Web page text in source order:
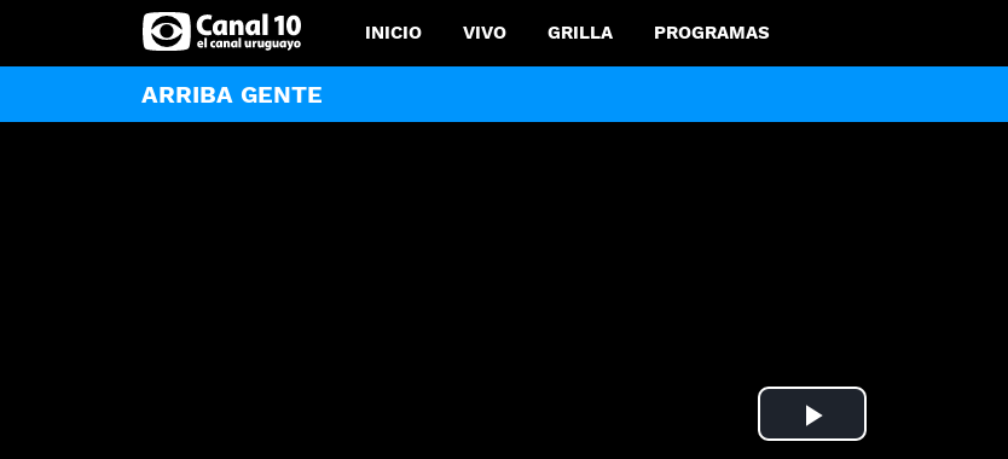
INICIO VIVO GRILLA PROGRAMAS
ARRIBA GENTE
Play